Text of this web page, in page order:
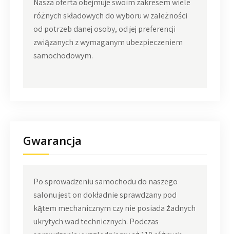
Nasza oferta obejmuje swoim zakresem wiele
różnych składowych do wyboru w zależności
od potrzeb danej osoby, od jej preferencji
związanych z wymaganym ubezpieczeniem
samochodowym.
Gwarancja
Po sprowadzeniu samochodu do naszego
salonu jest on dokładnie sprawdzany pod
kątem mechanicznym czy nie posiada żadnych
ukrytych wad technicznych. Podczas